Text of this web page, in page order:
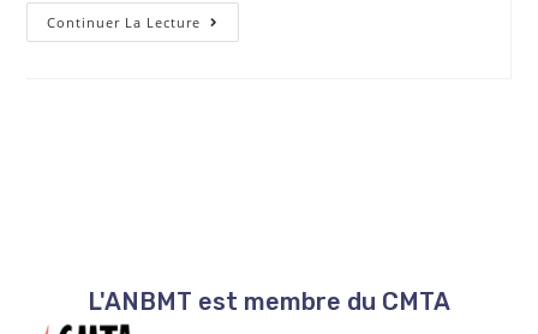
Continuer La Lecture
L'ANBMT est membre du CMTA